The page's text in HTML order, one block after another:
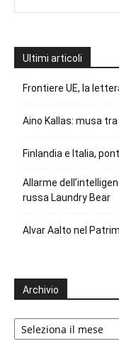
Ultimi articoli
Frontiere UE, la
Aino Kallas: musa
Finlandia e Italia,
Allarme
russa Laundry Bear
Alvar Aalto nel
Archivio
Archivio